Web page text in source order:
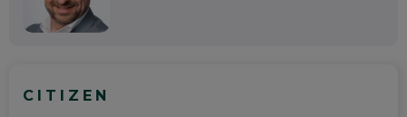
CITIZEN